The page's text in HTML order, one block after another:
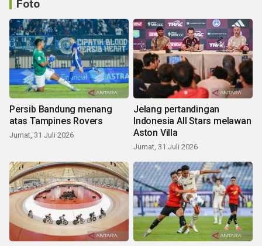
Foto
Persib Bandung menang
atas Tampines Rovers
Jumat, 31 Juli 2026
Jelang pertandingan
Indonesia All Stars melawan
Aston Villa
Jumat, 31 Juli 2026